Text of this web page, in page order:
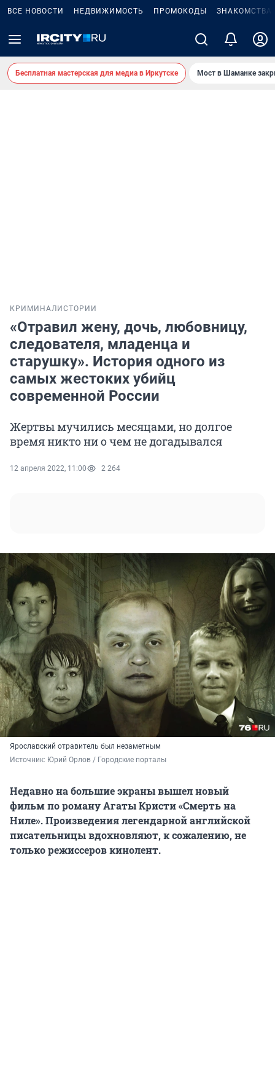
ВСЕ НОВОСТИ НЕДВИЖИМОСТЬ ПРОМОКОДЫ ЗНАКОМСТВА
Бесплатная мастерская для медиа в Иркутске Мост в Шаманке
КРИМИНАЛ ИСТОРИИ
«Отравил жену, дочь, любовницу,
следователя, младенца и
старушку». История одного из
самых жестоких убийц
современной России
Жертвы мучились месяцами, но долгое
время никто ни о чем не догадывался
12 апреля 2022, 11:00 2 264
Ярославский отравитель был незаметным
Источник: Юрий Орлов / Городские порталы
Недавно на большие экраны вышел новый
фильм по роману Агаты Кристи «Смерть на
Ниле». Произведения легендарной английской
писательницы вдохновляют, к сожалению, не
только режиссеров кинолент.